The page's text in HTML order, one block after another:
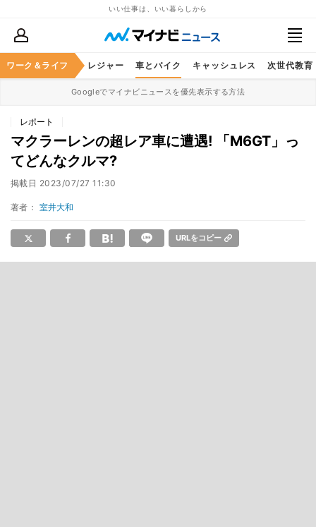
いい仕事は、いい暮らしから
ワーク＆ライフ
スケア グルメ レジャー 車とバイク キャッシュレス 次世代教育
Googleでマイナビニュースを優先表示する方法
レポート
マクラーレンの超レア車に遭遇! 「M6GT」っ
てどんなクルマ?
掲載日 2023/07/27 11:30
著者： 室井大和
URLをコピー